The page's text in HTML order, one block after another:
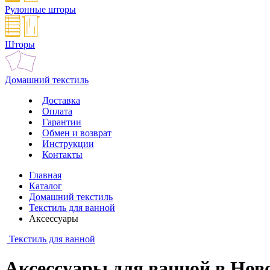
Рулонные шторы
Шторы
Домашний текстиль
Доставка
Оплата
Гарантии
Обмен и возврат
Инструкции
Контакты
Главная
Каталог
Домашний текстиль
Текстиль для ванной
Аксессуары
Текстиль для ванной